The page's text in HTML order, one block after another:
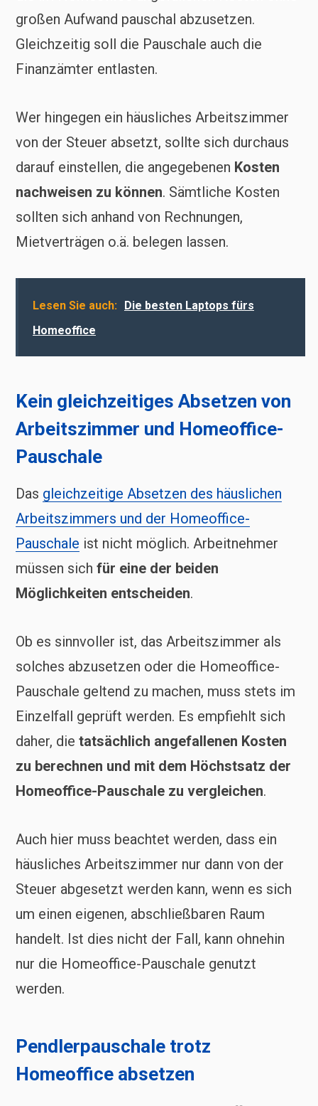
großen Aufwand pauschal abzusetzen.
Gleichzeitig soll die Pauschale auch die
Finanzämter entlasten.
Wer hingegen ein häusliches Arbeitszimmer
von der Steuer absetzt, sollte sich durchaus
darauf einstellen, die angegebenen Kosten
nachweisen zu können. Sämtliche Kosten
sollten sich anhand von Rechnungen,
Mietverträgen o.ä. belegen lassen.
Lesen Sie auch:
Die besten Laptops fürs
Homeoffice
Kein gleichzeitiges Absetzen von
Arbeitszimmer und Homeoffice-
Pauschale
Das gleichzeitige Absetzen des häuslichen
Arbeitszimmers und der Homeoffice-
Pauschale ist nicht möglich. Arbeitnehmer
müssen sich für eine der beiden
Möglichkeiten entscheiden.
Ob es sinnvoller ist, das Arbeitszimmer als
solches abzusetzen oder die Homeoffice-
Pauschale geltend zu machen, muss stets im
Einzelfall geprüft werden. Es empfiehlt sich
daher, die tatsächlich angefallenen Kosten
zu berechnen und mit dem Höchstsatz der
Homeoffice-Pauschale zu vergleichen.
Auch hier muss beachtet werden, dass ein
häusliches Arbeitszimmer nur dann von der
Steuer abgesetzt werden kann, wenn es sich
um einen eigenen, abschließbaren Raum
handelt. Ist dies nicht der Fall, kann ohnehin
nur die Homeoffice-Pauschale genutzt
werden.
Pendlerpauschale trotz
Homeoffice absetzen